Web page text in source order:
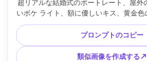
超リアルな結婚式のポートレート、屋外
いボケ ライト、額に優しいキス、黄金色
ト、Canon R5 で撮影、135mm で 70-
写界深度、鮮明な生地のディテール、プ
写真撮影ルック --ar
プロンプトのコピー
類似画像を作成する↗